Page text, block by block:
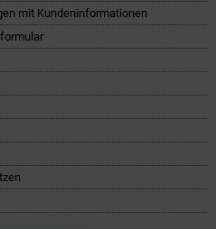
mit Kundeninformationen